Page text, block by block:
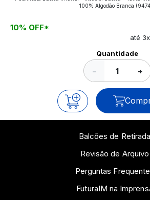
continue a leitura que vamos
100% Algodão Branca
10% OFF*
até
Quantidade
− +
Balcões de Retirada
Revisão de Arquivo
Perguntas
FuturaIM na